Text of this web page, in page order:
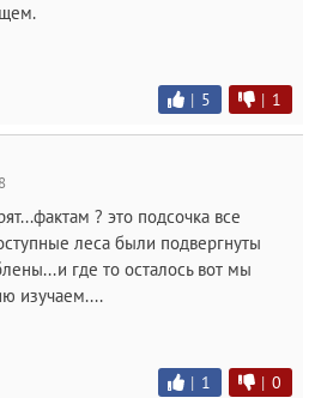
| 5 | 1
? это подсочка все
леса были подвергнуты
где то осталось вот мы
изучаем....
| 1 | 0